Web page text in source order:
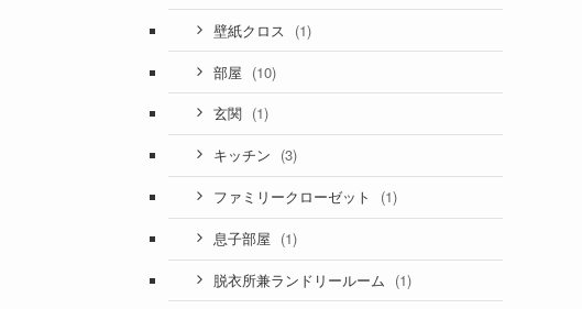
壁紙クロス (1)
部屋 (10)
玄関 (1)
キッチン (3)
ファミリークローゼット (1)
息子部屋 (1)
脱衣所兼ランドリールーム (1)